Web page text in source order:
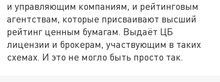
и управляющим компаниям, и рейтинговым
агентствам, которые присваивают высший
рейтинг ценным бумагам. Выдаёт ЦБ
лицензии и брокерам, участвующим в таких
схемах. И это не могло быть просто так.